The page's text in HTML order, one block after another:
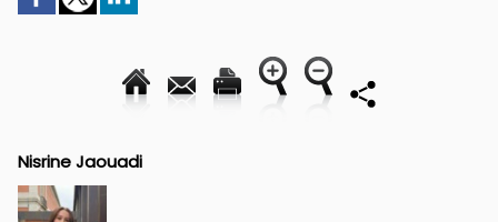
Nisrine Jaouadi